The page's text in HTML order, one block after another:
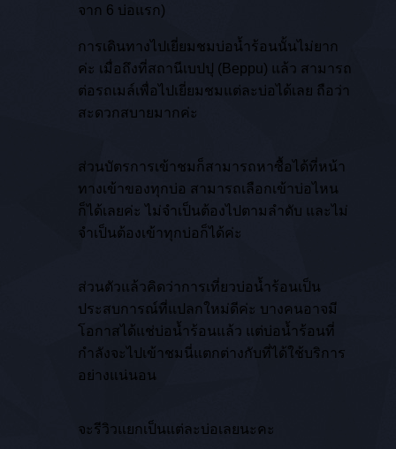
จาก 6 บ่อแรก)
การเดินทางไปเยี่ยมชมบ่อน้ำร้อนนั้นไม่ยาก
ค่ะ เมื่อถึงที่สถานีเบปปุ (Beppu) แล้ว สามารถ
ต่อรถเมล์เพื่อไปเยี่ยมชมแต่ละบ่อได้เลย ถือว่า
สะดวกสบายมากค่ะ
ส่วนบัตรการเข้าชมก็สามารถหาซื้อได้ที่หน้า
ทางเข้าของทุกบ่อ สามารถเลือกเข้าบ่อไหน
ก็ได้เลยค่ะ ไม่จำเป็นต้องไปตามลำดับ และไม่
จำเป็นต้องเข้าทุกบ่อก็ได้ค่ะ
ส่วนตัวแล้วคิดว่าการเที่ยวบ่อน้ำร้อนเป็น
ประสบการณ์ที่แปลกใหม่ดีค่ะ บางคนอาจมี
โอกาสได้แช่บ่อน้ำร้อนแล้ว แต่บ่อน้ำร้อนที่
กำลังจะไปเข้าชมนี่แตกต่างกับที่ได้ใช้บริการ
อย่างแน่นอน
จะรีวิวแยกเป็นแต่ละบ่อเลยนะคะ